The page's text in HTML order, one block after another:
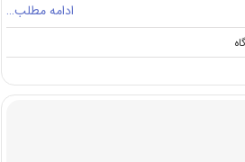
ادامه مطلب…
on
گرایش
کارشناسی